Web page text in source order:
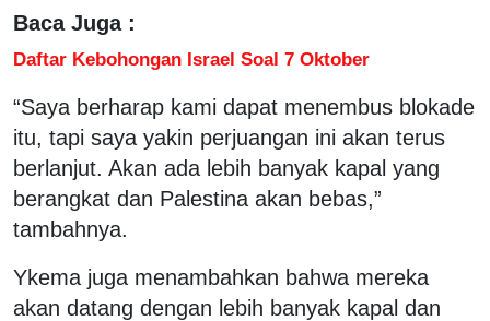
Baca Juga :
Daftar Kebohongan Israel Soal 7 Oktober
“Saya berharap kami dapat menembus blokade
itu, tapi saya yakin perjuangan ini akan terus
berlanjut. Akan ada lebih banyak kapal yang
berangkat dan Palestina akan bebas,”
tambahnya.
Ykema juga menambahkan bahwa mereka
akan datang dengan lebih banyak kapal dan